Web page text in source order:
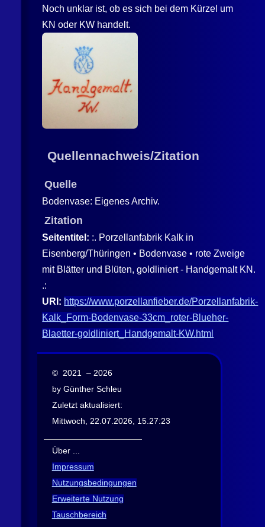
Noch unklar ist, ob es sich bei dem Kürzel um
KN oder KW handelt.
Quellennachweis/Zitation
Quelle
Bodenvase: Eigenes Archiv.
Zitation
Seitentitel: :. Porzellanfabrik Kalk in
Eisenberg/Thüringen • Bodenvase • rote Zweige
mit Blätter und Blüten, goldliniert - Handgemalt KN.
.:
URI: https://www.porzellanfieber.de/Porzellanfabrik-
Kalk_Form-Bodenvase-33cm_roter-Blueher-
Blaetter-goldliniert_Handgemalt-KW.html
© 2021 – 2026
by Günther Schleu
Zuletzt aktualisiert:
Mittwoch, 22.07.2026, 15.27:23
Über ...
Impressum
Nutzungsbedingungen
Erweiterte Nutzung
Tauschbereich